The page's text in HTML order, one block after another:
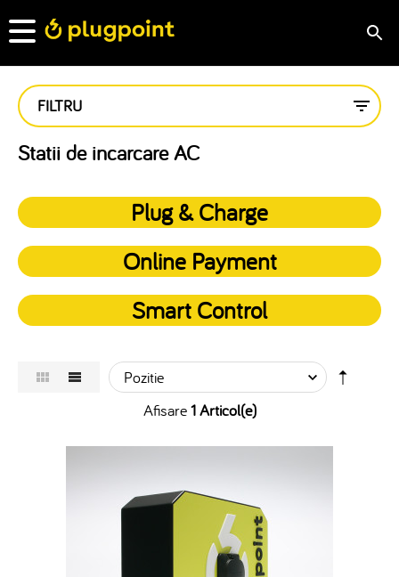
FILTRU
Statii de incarcare AC
Plug & Charge
Online Payment
Smart Control
Afisare1 Articol(e)